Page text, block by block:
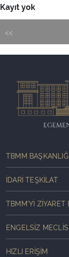
Kayıt yok
<<
TBMM
İDARI TEŞKILAT
TBMM'YI ZIYARET
ENGELSIZ MECLIS
HIZLI ERIŞIM